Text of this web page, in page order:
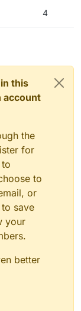
4
this
account
the
for
to
or
save
your
better